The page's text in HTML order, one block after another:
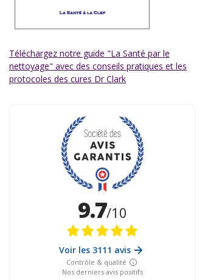
Téléchargez notre guide "La Santé par le
nettoyage" avec des conseils pratiques et les
protocoles des cures Dr Clark